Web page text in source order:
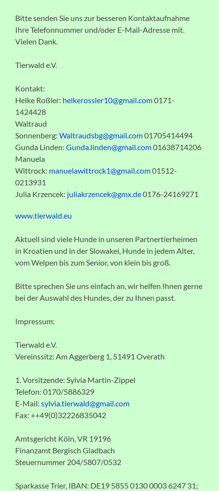
Bitte senden Sie uns zur besseren Kontaktaufnahme
Ihre Telefonnummer und/oder E-Mail-Adresse mit.
Vielen Dank.
Tierwald e.V.
Kontakt:
Helke Roßler: helkerossler10@gmail.com0171-
1424428
Waltraud
Sonnenberg:Waltraudsbg@gmail.com01705414494
Gunda Linden:Gunda.linden@gmail.com01638714206
Manuela
Wittrock: manuelawittrock1@gmail.com01512-
0213931
Julia Krzencek: juliakrzencek@gmx.de0176-24169271
www.tierwald.eu
Aktuell sind viele Hunde in unseren Partnertierheimen
in Kroatien und in der Slowakei, Hunde in jedem Alter,
vom Welpen bis zum Senior, von klein bis groß.
Bitte sprechen Sie uns einfach an, wir helfen Ihnen gerne
bei der Auswahl des Hundes, der zu Ihnen passt.
Impressum:
Tierwald e.V.
Vereinssitz: Am Aggerberg 1, 51491 Overath
1. Vorsitzende: Sylvia Martin-Zippel
Telefon: 0170/5886329
E-Mail:sylvia.tierwald@gmail.com
Fax: ++49(0)32226835042
Amtsgericht Köln, VR 19196
Finanzamt Bergisch Gladbach
Steuernummer 204/5807/0532
Sparkasse Trier, IBAN: DE19 5855 0130 0003 6247 31;